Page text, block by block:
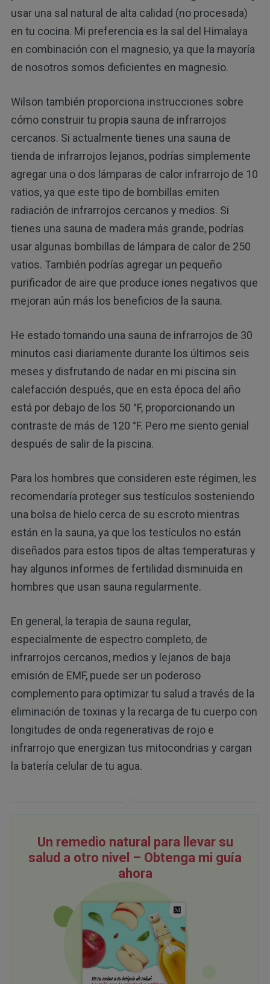
usar una sal natural de alta calidad (no procesada)
en tu cocina. Mi preferencia es la sal del Himalaya
en combinación con el magnesio, ya que la mayoría
de nosotros somos deficientes en magnesio.
Wilson también proporciona instrucciones sobre
cómo construir tu propia sauna de infrarrojos
cercanos. Si actualmente tienes una sauna de
tienda de infrarrojos lejanos, podrías simplemente
agregar una o dos lámparas de calor infrarrojo de 10
vatios, ya que este tipo de bombillas emiten
radiación de infrarrojos cercanos y medios. Si
tienes una sauna de madera más grande, podrías
usar algunas bombillas de lámpara de calor de 250
vatios. También podrías agregar un pequeño
purificador de aire que produce iones negativos que
mejoran aún más los beneficios de la sauna.
He estado tomando una sauna de infrarrojos de 30
minutos casi diariamente durante los últimos seis
meses y disfrutando de nadar en mi piscina sin
calefacción después, que en esta época del año
está por debajo de los 50 °F, proporcionando un
contraste de más de 120 °F. Pero me siento genial
después de salir de la piscina.
Para los hombres que consideren este régimen, les
recomendaría proteger sus testículos sosteniendo
una bolsa de hielo cerca de su escroto mientras
están en la sauna, ya que los testículos no están
diseñados para estos tipos de altas temperaturas y
hay algunos informes de fertilidad disminuida en
hombres que usan sauna regularmente.
En general, la terapia de sauna regular,
especialmente de espectro completo, de
infrarrojos cercanos, medios y lejanos de baja
emisión de EMF, puede ser un poderoso
complemento para optimizar tu salud a través de la
eliminación de toxinas y la recarga de tu cuerpo con
longitudes de onda regenerativas de rojo e
infrarrojo que energizan tus mitocondrias y cargan
la batería celular de tu agua.
Un remedio natural para llevar su
salud a otro nivel – Obtenga mi guía
ahora